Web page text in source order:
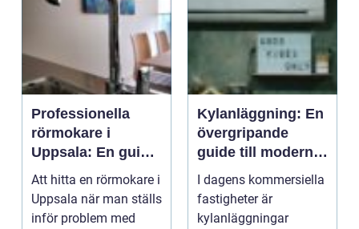
Professionella
rörmokare i
Uppsala: En guide
till ditt bästa val
Att hitta en rörmokare i
Uppsala när man ställs
inför problem med
Kylanläggning: En
övergripande
guide till moderna
kylsystem
I dagens kommersiella
fastigheter är
kylanläggningar